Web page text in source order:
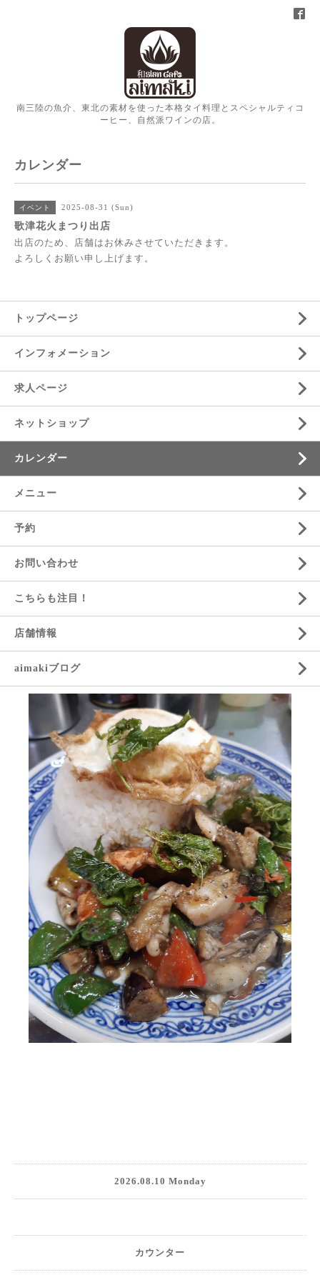
南三陸の魚介、東北の素材を使った本格タイ料理とスペシャルティコ
ーヒー、自然派ワインの店。
カレンダー
イベント 2025-08-31 (Sun)
歌津花火まつり出店
出店のため、店舗はお休みさせていただきます。
よろしくお願い申し上げます。
トップページ
インフォメーション
求人ページ
ネットショップ
カレンダー
メニュー
予約
お問い合わせ
こちらも注目！
店舗情報
aimakiブログ
2026.08.10 Monday
カウンター